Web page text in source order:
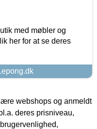
med møbler og
her for at se deres
webshops og anmeldt
deres prisniveau,